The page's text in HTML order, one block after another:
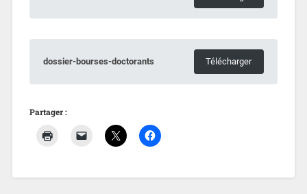
dossier-bourses-doctorants Télécharger
Partager :